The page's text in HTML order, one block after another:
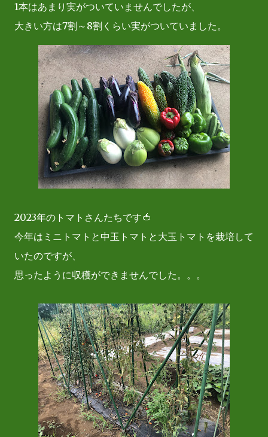
1本はあまり実がついていませんでしたが、
大きい方は7割～8割くらい実がついていました。
2023年のトマトさんたちです🍅
今年はミニトマトと中玉トマトと大玉トマトを栽培して
いたのですが、
思ったように収穫ができませんでした。。。